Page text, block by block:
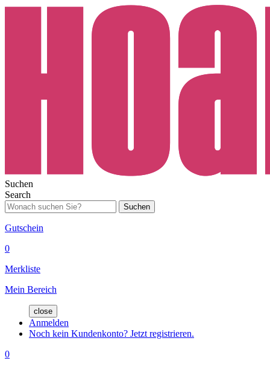
Suchen
Search
Suchen
Gutschein
0
Merkliste
Mein Bereich
close
Anmelden
Noch kein Kundenkonto? Jetzt registrieren.
0